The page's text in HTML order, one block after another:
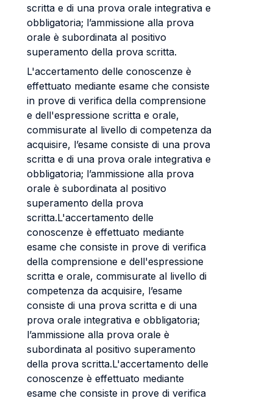
scritta e di una prova orale integrativa e
obbligatoria; l’ammissione alla prova
orale è subordinata al positivo
superamento della prova scritta.
L'accertamento delle conoscenze è
effettuato mediante esame che consiste
in prove di verifica della comprensione
e dell'espressione scritta e orale,
commisurate al livello di competenza da
acquisire, l’esame consiste di una prova
scritta e di una prova orale integrativa e
obbligatoria; l’ammissione alla prova
orale è subordinata al positivo
superamento della prova
scritta.L'accertamento delle
conoscenze è effettuato mediante
esame che consiste in prove di verifica
della comprensione e dell'espressione
scritta e orale, commisurate al livello di
competenza da acquisire, l’esame
consiste di una prova scritta e di una
prova orale integrativa e obbligatoria;
l’ammissione alla prova orale è
subordinata al positivo superamento
della prova scritta.L'accertamento delle
conoscenze è effettuato mediante
esame che consiste in prove di verifica